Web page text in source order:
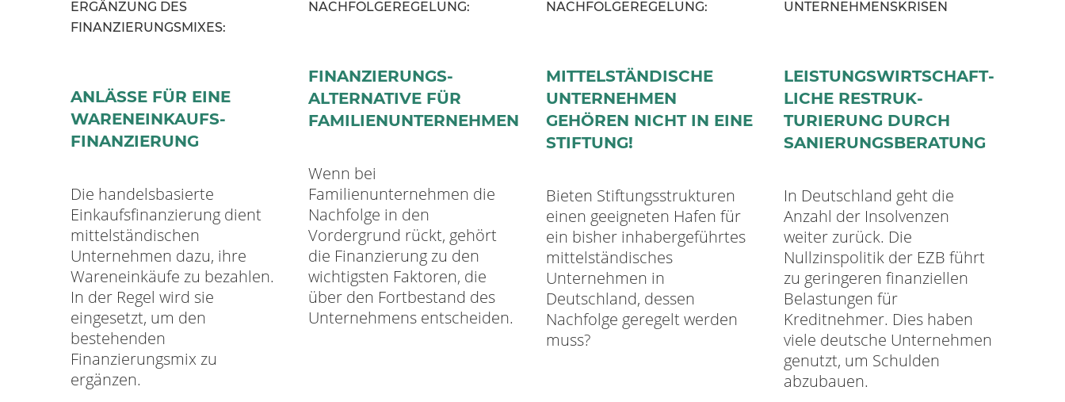
ERGÄNZUNG DES
FINANZIERUNGSMIXES:
ANLÄSSE FÜR EINE
WARENEINKAUFS­
FINANZIERUNG
Die handelsbasierte
Einkaufsfinanzierung dient
mittelständischen
Unternehmen dazu, ihre
Wareneinkäufe zu bezahlen.
In der Regel wird sie
eingesetzt, um den
bestehenden
Finanzierungsmix zu
ergänzen.
NACHFOLGEREGELUNG:
FINANZIERUNGS­
ALTERNATIVE FÜR
FAMILIEN­UNTERNEHMEN
Wenn bei
Familienunternehmen die
Nachfolge in den
Vordergrund rückt, gehört
die Finanzierung zu den
wichtigsten Faktoren, die
über den Fortbestand des
Unternehmens entscheiden.
NACHFOLGEREGELUNG:
MITTEL­STÄNDISCHE
UNTER­NEHMEN
GEHÖREN NICHT IN EINE
STIFTUNG!
Bieten Stiftungsstrukturen
einen geeigneten Hafen für
ein bisher inhabergeführtes
mittelständisches
Unternehmen in
Deutschland, dessen
Nachfolge geregelt werden
muss?
UNTERNEHMENSKRISEN
LEISTUNGS­WIRTSCHAFT­
LICHE RESTRUK­
TURIERUNG DURCH
SANIERUNGS­BERATUNG
In Deutschland geht die
Anzahl der Insolvenzen
weiter zurück. Die
Nullzinspolitik der EZB führt
zu geringeren finanziellen
Belastungen für
Kreditnehmer. Dies haben
viele deutsche Unternehmen
genutzt, um Schulden
abzubauen.